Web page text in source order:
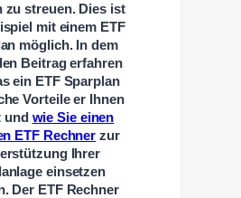
zu streuen. Dies ist
mit einem ETF
möglich. In dem
Beitrag erfahren
ein ETF Sparplan
Vorteile er Ihnen
und wie Sie einen
ETF Rechner zur
Ihrer
einsetzen
Der ETF Rechner